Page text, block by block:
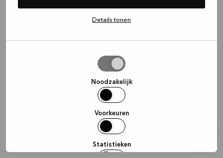
Details tonen
Noodzakelijk
Voorkeuren
Statistieken